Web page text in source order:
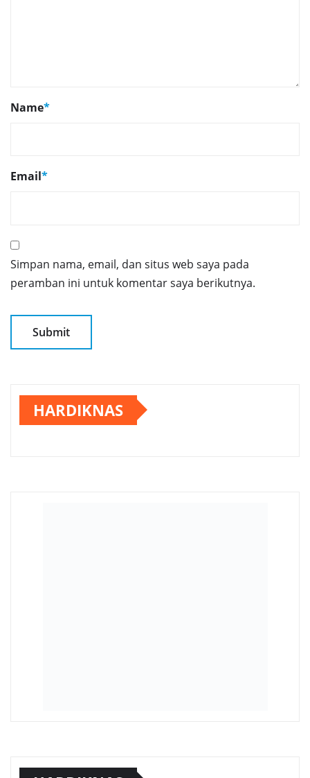
Name*
Email*
Simpan nama, email, dan situs web saya pada
peramban ini untuk komentar saya berikutnya.
HARDIKNAS